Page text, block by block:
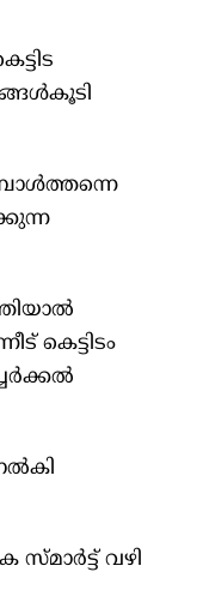
കെട്ടിടം
വഴി